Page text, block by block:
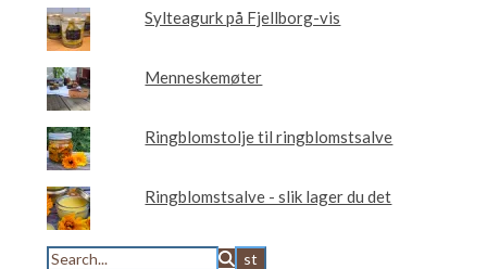
Sylteagurk på Fjellborg-vis
Menneskemøter
Ringblomstolje til ringblomstsalve
Ringblomstsalve - slik lager du det